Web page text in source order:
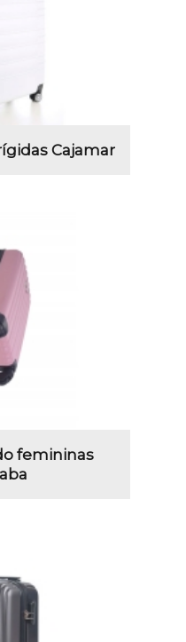
Cajamar
femininas